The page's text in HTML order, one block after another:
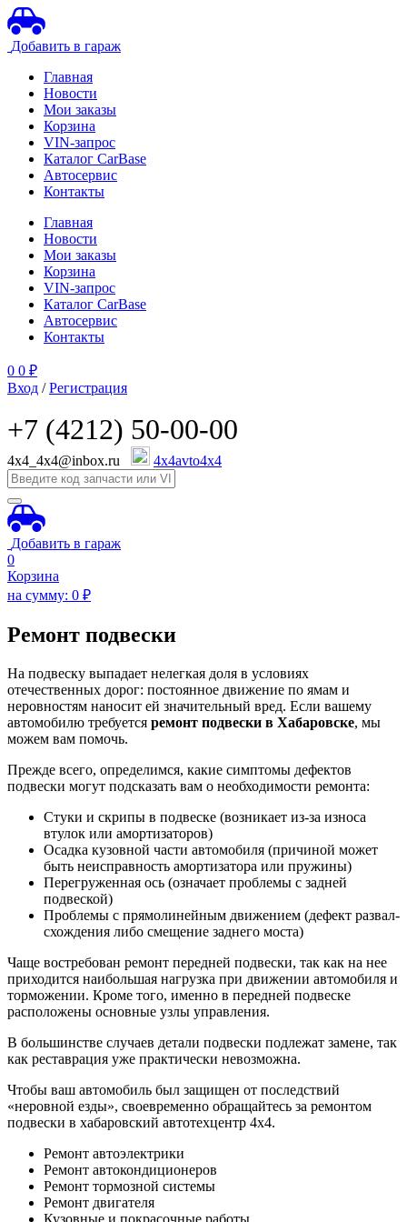
Добавить в гараж
Главная
Новости
Мои заказы
Корзина
VIN-запрос
Каталог CarBase
Автосервис
Контакты
Главная
Новости
Мои заказы
Корзина
VIN-запрос
Каталог CarBase
Автосервис
Контакты
0 0 ₽
Вход /Регистрация
+7 (4212) 50-00-00
4x4_4x4@inbox.ru 4x4avto4x4
Добавить в гараж
0
Корзина
на сумму: 0 ₽
Ремонт подвески
На подвеску выпадает нелегкая доля в условиях
отечественных дорог: постоянное движение по ямам и
неровностям наносит ей значительный вред. Если вашему
автомобилю требуется ремонт подвески в Хабаровске, мы
можем вам помочь.
Прежде всего, определимся, какие симптомы дефектов
подвески могут подсказать вам о необходимости ремонта:
Стуки и скрипы в подвеске (возникает из-за износа
втулок или амортизаторов)
Осадка кузовной части автомобиля (причиной может
быть неисправность амортизатора или пружины)
Перегруженная ось (означает проблемы с задней
подвеской)
Проблемы с прямолинейным движением (дефект развал-
схождения либо смещение заднего моста)
Чаще востребован ремонт передней подвески, так как на нее
приходится наибольшая нагрузка при движении автомобиля и
торможении. Кроме того, именно в передней подвеске
расположены основные узлы управления.
В большинстве случаев детали подвески подлежат замене, так
как реставрация уже практически невозможна.
Чтобы ваш автомобиль был защищен от последствий
«неровной езды», своевременно обращайтесь за ремонтом
подвески в хабаровский автотехцентр 4х4.
Ремонт автоэлектрики
Ремонт автокондиционеров
Ремонт тормозной системы
Ремонт двигателя
Кузовные и покрасочные работы